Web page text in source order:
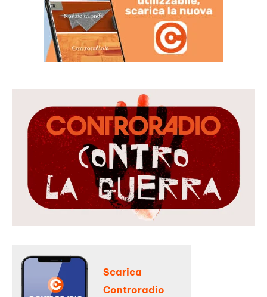
Scarica
Controradio